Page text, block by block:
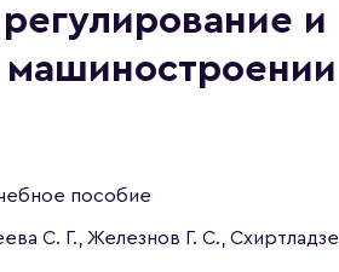
и
машиностроении
пособие
С. Г., Железнов Г. С., Схиртладзе